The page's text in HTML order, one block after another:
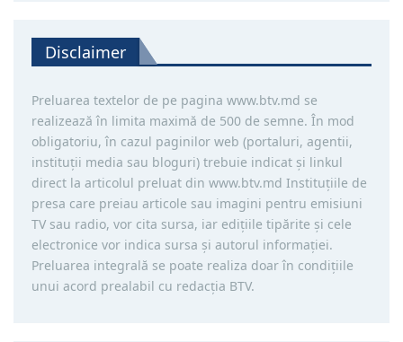
Disclaimer
Preluarea textelor de pe pagina www.btv.md se
realizează în limita maximă de 500 de semne. În mod
obligatoriu, în cazul paginilor web (portaluri, agentii,
instituţii media sau bloguri) trebuie indicat şi linkul
direct la articolul preluat din www.btv.md Instituţiile de
presa care preiau articole sau imagini pentru emisiuni
TV sau radio, vor cita sursa, iar ediţiile tipărite și cele
electronice vor indica sursa şi autorul informaţiei.
Preluarea integrală se poate realiza doar în condiţiile
unui acord prealabil cu redacţia BTV.